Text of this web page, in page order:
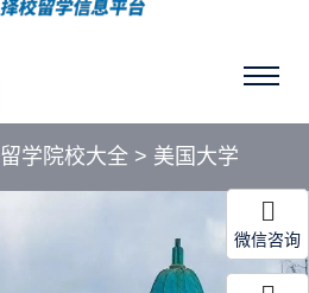
留学院校大全 > 美国大学
微信咨询